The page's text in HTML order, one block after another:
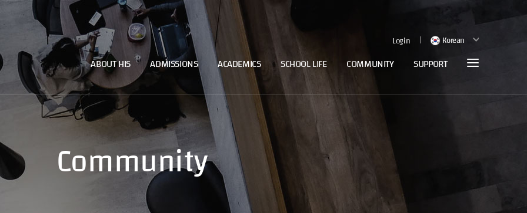
Login Korean
ABOUT HIS ADMISSIONS ACADEMICS SCHOOL LIFE COMMUNITY SUPPORT
Community